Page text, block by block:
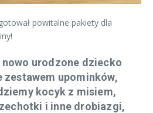
powitalne pakiety dla
urodzone dziecko
upominków,
kocyk z misiem,
i inne drobiazgi,